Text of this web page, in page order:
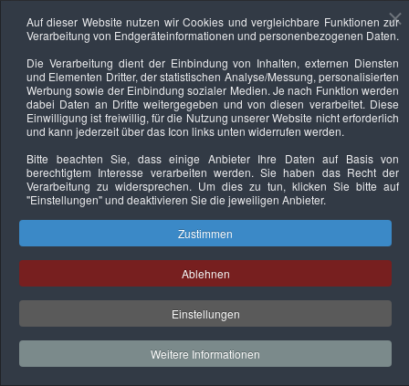
Keine Termine
Datenschutzerklärung Urheberrechtsnachweise Nachhaltigkeit
Copyright © 2026. Bundesverband Deutscher
Sachverständiger und Fachgutachter e.V..
Auf dieser Website nutzen wir Cookies und vergleichbare Funktionen zur
Verarbeitung von Endgeräteinformationen und personenbezogenen Daten.
Die Verarbeitung dient der Einbindung von Inhalten, externen Diensten
und Elementen Dritter, der statistischen Analyse/Messung, personalisierten
Werbung sowie der Einbindung sozialer Medien. Je nach Funktion werden
dabei Daten an Dritte weitergegeben und von diesen verarbeitet. Diese
Einwilligung ist freiwillig, für die Nutzung unserer Website nicht erforderlich
und kann jederzeit über das Icon links unten widerrufen werden.
Bitte beachten Sie, dass einige Anbieter Ihre Daten auf Basis von
berechtigtem Interesse verarbeiten werden. Sie haben das Recht der
Verarbeitung zu widersprechen. Um dies zu tun, klicken Sie bitte auf
"Einstellungen"und deaktivieren Sie die jeweiligen Anbieter.
Zustimmen
Ablehnen
Einstellungen
Weitere Informationen